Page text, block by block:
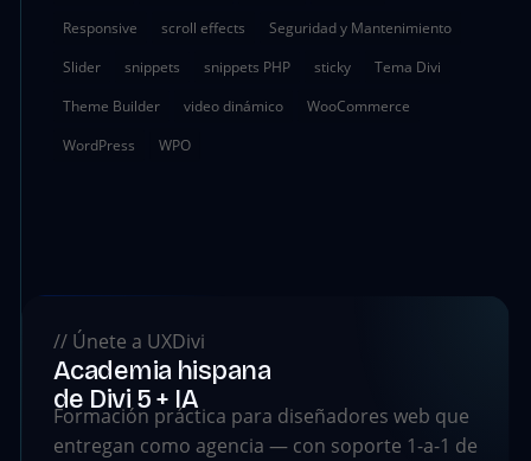
Responsive
scroll effects
Seguridad y Mantenimiento
Slider
snippets snippets PHP sticky
Tema Divi
Theme Builder
video dinámico
WooCommerce
WordPress
WPO
// Únete a UXDivi
Academia hispana
de Divi 5 + IA
Formación práctica para diseñadores web que
entregan como agencia — con soporte 1-a-1 de